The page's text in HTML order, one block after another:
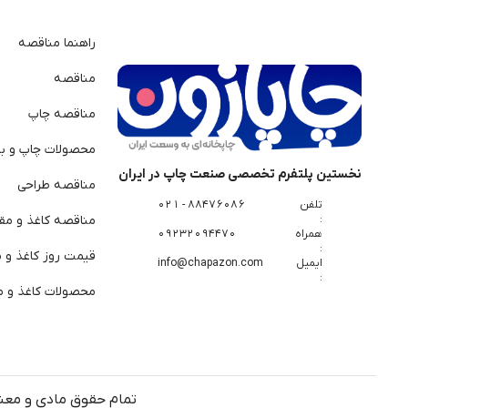
نخستین پلتفرم تخصصی صنعت چاپ در ایران
تلفن
:
88476086 - 021
همراه
:
09232094470
ایمیل
:
info@chapazon.com
راهنما مناقصه
مناقصه
مناقصه چاپ
محصولات چاپ و
مناقصه طراحی
مناقصه کاغذ و
قیمت روز کاغذ و
محصولات کاغذ و
تمام حقوق مادی و